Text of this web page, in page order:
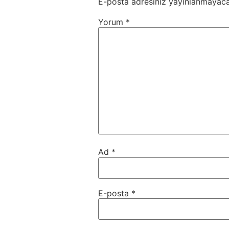
Yorum *
Ad *
E-posta *